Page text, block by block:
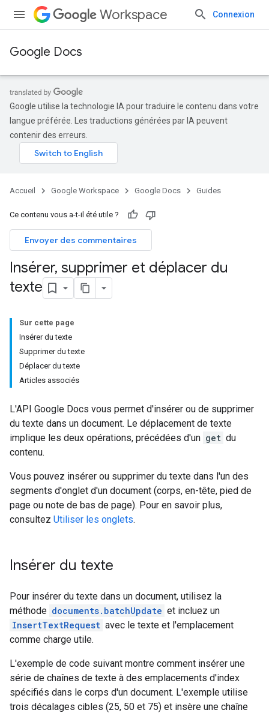
Workspace Connexion
Google Docs
Google utilise la technologie IA pour traduire le contenu dans votre
langue préférée. Les traductions générées par IA peuvent
contenir des erreurs.
Accueil Google Workspace Google Docs Guides
Ce contenu vous a-t-il été utile ?
Envoyer des commentaires
Insérer, supprimer et déplacer du
texte
Sur cette page
Insérer du texte
Supprimer du texte
Déplacer du texte
Articles associés
L'API Google Docs vous permet d'insérer ou de supprimer
du texte dans un document. Le déplacement de texte
implique les deux opérations, précédées d'un get du
contenu.
Vous pouvez insérer ou supprimer du texte dans l'un des
segments d'onglet d'un document (corps, en-tête, pied de
page ou note de bas de page). Pour en savoir plus,
consultez Utiliser les onglets.
Insérer du texte
Pour insérer du texte dans un document, utilisez la
méthode documents.batchUpdate et incluez un
InsertTextRequest avec le texte et l'emplacement
comme charge utile.
L'exemple de code suivant montre comment insérer une
série de chaînes de texte à des emplacements d'index
spécifiés dans le corps d'un document. L'exemple utilise
trois décalages cibles (25, 50 et 75) et insère une chaîne